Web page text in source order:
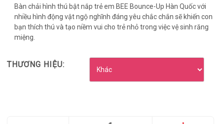
Bàn chải hình thú bật nắp trẻ em BEE Bounce-Up Hàn Quốc với
nhiều hình động vật ngộ nghĩnh đáng yêu chắc chắn sẽ khiến con
bạn thích thú và tạo niềm vui cho trẻ nhỏ trong việc vệ sinh răng
miệng.
THƯƠNG HIỆU: